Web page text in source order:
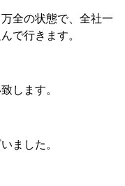
全の状態で、全社一
で行きます。
します。
ました。